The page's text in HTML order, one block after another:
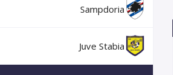
Sampdoria
Juve Stabia